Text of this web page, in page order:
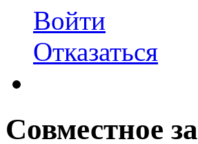
Войти
Отказаться
Cовместное